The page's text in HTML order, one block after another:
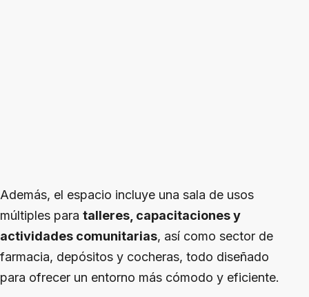
Además, el espacio incluye una sala de usos
múltiples para talleres, capacitaciones y
actividades comunitarias, así como sector de
farmacia, depósitos y cocheras, todo diseñado
para ofrecer un entorno más cómodo y eficiente.